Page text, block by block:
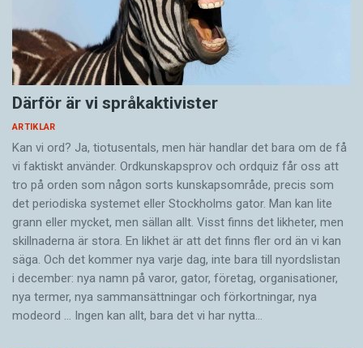
Därför är vi språkaktivister
ARTIKLAR
Kan vi ord? Ja, tiotusentals, men här handlar det bara om de få
vi faktiskt använder. Ordkunskapsprov och ordquiz får oss att
tro på orden som någon sorts kunskapsområde, precis som
det periodiska systemet eller Stockholms gator. Man kan lite
grann eller mycket, men sällan allt. Visst finns det likheter, men
skillnaderna är stora. En likhet är att det finns fler ord än vi kan
säga. Och det kommer nya varje dag, inte bara till nyordslistan
i december: nya namn på varor, gator, företag, organisationer,
nya termer, nya samman­sättningar och förkortningar, nya
modeord … Ingen kan allt, bara det vi har nytta…